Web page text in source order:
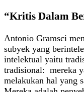
“Kritis Dalam
Antonio Gramsci
subyek yang
intelektual yaitu
tradisional: mereka
melakukan hal yang